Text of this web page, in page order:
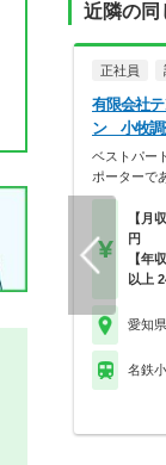
近隣の同
正社員
有限会社
ン 小牧調
ベストパー
ポーターで
【月
円
【年
以上
愛知
名鉄